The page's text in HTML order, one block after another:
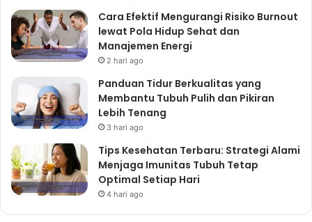
Cara Efektif Mengurangi Risiko Burnout
lewat Pola Hidup Sehat dan
Manajemen Energi
2 hari ago
Panduan Tidur Berkualitas yang
Membantu Tubuh Pulih dan Pikiran
Lebih Tenang
3 hari ago
Tips Kesehatan Terbaru: Strategi Alami
Menjaga Imunitas Tubuh Tetap
Optimal Setiap Hari
4 hari ago